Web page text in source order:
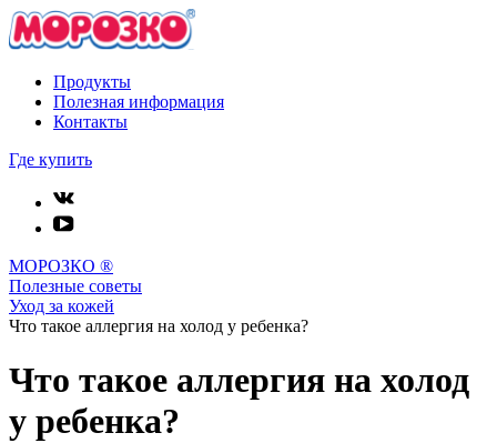
Продукты
Полезная информация
Контакты
Где купить
МОРОЗКО ®
Полезные советы
Уход за кожей
Что такое аллергия на холод у ребенка?
Что такое аллергия на холод
у ребенка?